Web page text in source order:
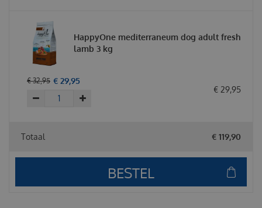
HappyOne mediterraneum dog adult fresh
lamb 3 kg
€ 32,95 € 29,95
€ 29,95
Totaal € 119,90